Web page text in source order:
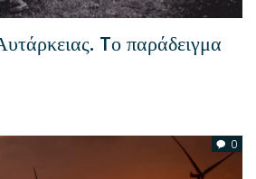
Tο παράδειγμα
0